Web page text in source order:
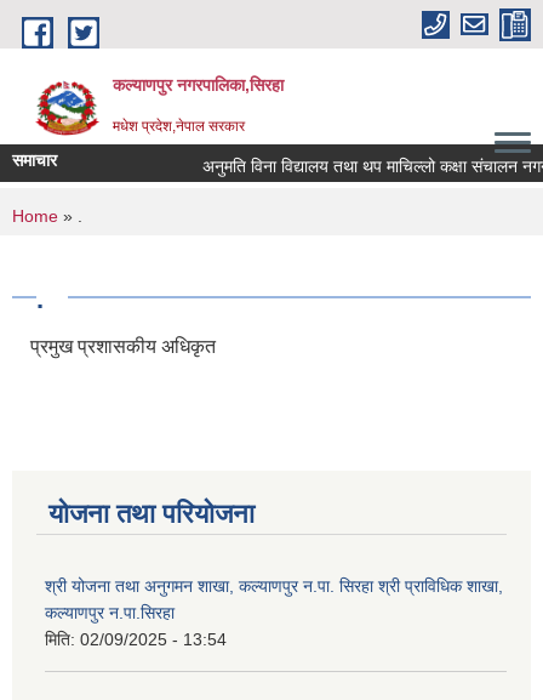
Skip to main content
कल्याणपुर नगरपालिका,सिरहा
मधेश प्रदेश,नेपाल सरकार
समाचार अनुमति विना विद्यालय तथा थप माचिल्लो कक्षा संचालन नगर्न
You are here
Home » .
.
प्रमुख प्रशासकीय अधिकृत
योजना तथा परियोजना
श्री योजना तथा अनुगमन शाखा, कल्याणपुर न.पा. सिरहा श्री प्राविधिक शाखा,
कल्याणपुर न.पा.सिरहा
मिति: 02/09/2025 - 13:54